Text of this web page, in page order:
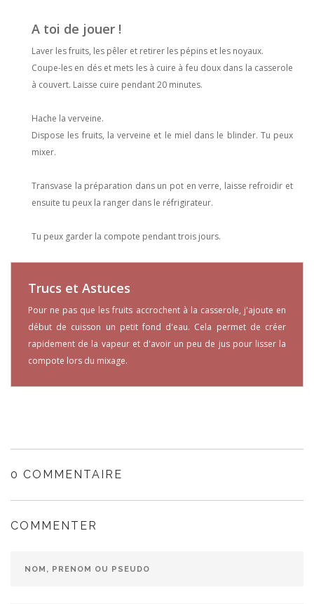
A toi de jouer !
Laver les fruits, les pêler et retirer les pépins et les noyaux.
Coupe-les en dés et mets les à cuire à feu doux dans la casserole
à couvert. Laisse cuire pendant 20 minutes.
Hache la verveine.
Dispose les fruits, la verveine et le miel dans le blinder. Tu peux
mixer.
Transvase la préparation dans un pot en verre, laisse refroidir et
ensuite tu peux la ranger dans le réfrigirateur.
Tu peux garder la compote pendant trois jours.
Trucs et Astuces
Pour ne pas que les fruits accrochent à la casserole, j'ajoute en
début de cuisson un petit fond d'eau. Cela permet de créer
rapidement de la vapeur et d'avoir un peu de jus pour lisser la
compote lors du mixage.
0 COMMENTAIRE
COMMENTER